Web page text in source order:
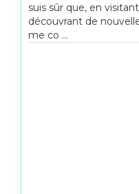
suis sûr que, en
découvrant de
me co ...